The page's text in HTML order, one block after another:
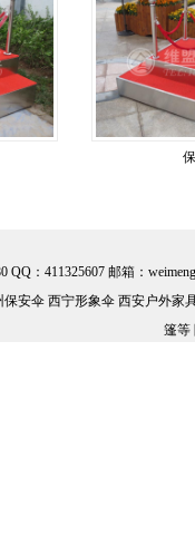
保安
QQ：411325607 邮箱：
安伞 西宁形象伞 西安户外
篷等